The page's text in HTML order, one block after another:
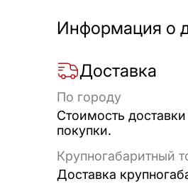
Информация о
Доставка
По городу
Стоимость
покупки.
Крупногабаритный
Доставка